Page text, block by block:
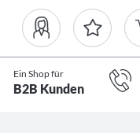
Ein Shop für
B2B Kunden